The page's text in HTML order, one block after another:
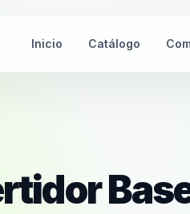
Inicio Catálogo